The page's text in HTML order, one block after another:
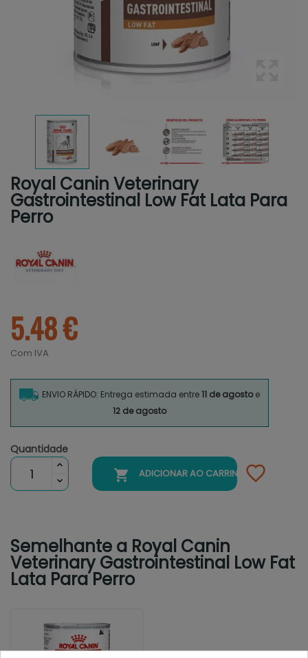
Royal Canin Veterinary
Gastrointestinal Low Fat Lata Para
Perro
5.48 €
Com IVA
ENVIO RÁPIDO: Entrega estimada entre11 de agostoe
12 de agosto
Quantidade
 ADICIONAR AO CARRINHO
Semelhante a Royal Canin
Veterinary Gastrointestinal Low Fat
Lata Para Perro